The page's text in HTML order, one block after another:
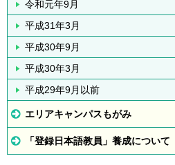
令和元年9月
平成31年3月
平成30年9月
平成30年3月
平成29年9月以前
エリアキャンパスもがみ
「登録日本語教員」養成について